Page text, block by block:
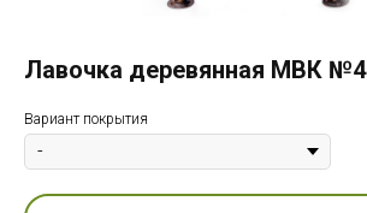
Лавочка деревянная МВК №4
Вариант покрытия